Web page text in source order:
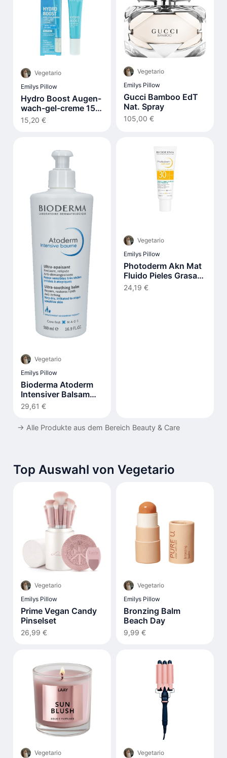
Vegetario
Emilys Pillow
Hydro Boost Augen-
wach-gel-creme 15
ml
15,20 €
Vegetario
Emilys Pillow
Gucci Bamboo EdT
Nat. Spray
105,00 €
Vegetario
Emilys Pillow
Bioderma Atoderm
Intensiver Balsam
500ml
29,61 €
Vegetario
Emilys Pillow
Photoderm Akn Mat
Fluido Pieles Grasas
Y Acnéicas Spf30 40
24,19 €
→ Alle Produkte aus dem Bereich Beauty & Care
Top Auswahl von Vegetario
Vegetario
Emilys Pillow
Prime Vegan Candy
Pinselset
26,99 €
Vegetario
Emilys Pillow
Bronzing Balm
Beach Day
9,99 €
Vegetario Vegetario